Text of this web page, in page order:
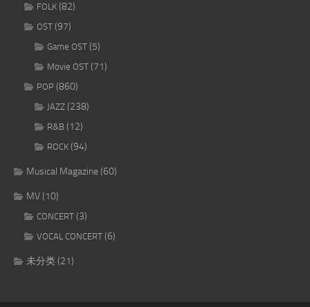
FOLK (82)
OST (97)
Game OST (5)
Movie OST (71)
POP (860)
JAZZ (238)
R&B (12)
ROCK (94)
Musical Magazine(60)
MV(10)
CONCERT (3)
VOCAL CONCERT (6)
未分类(21)